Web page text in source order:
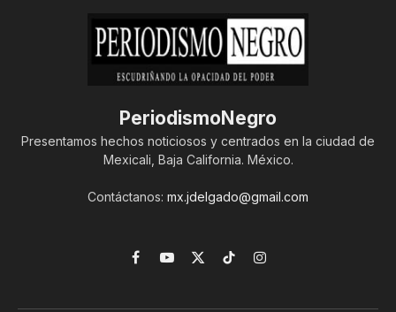
PeriodismoNegro
Presentamos hechos noticiosos y centrados en la ciudad de
Mexicali, Baja California. México.
Contáctanos: mx.jdelgado@gmail.com
Facebook
YouTube
X
TikTokInstagram